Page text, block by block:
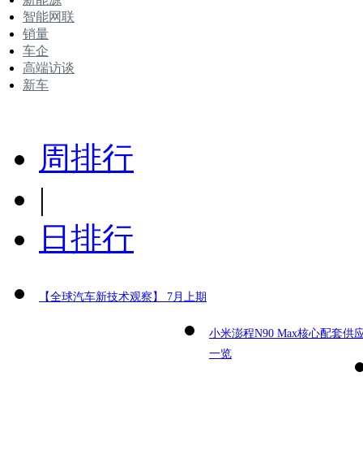
智能网联
销量
车企
高端访谈
新车
周排行
|
日排行
【全球汽车新技术观察】 7月上期
小米澎程N90 Max核心配套供
一览